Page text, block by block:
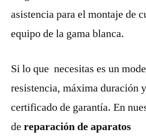
asistencia para el montaje de
equipo de la gama blanca.
Si lo que necesitas es un
resistencia, máxima duración
certificado de garantía. En
de reparación de aparatos